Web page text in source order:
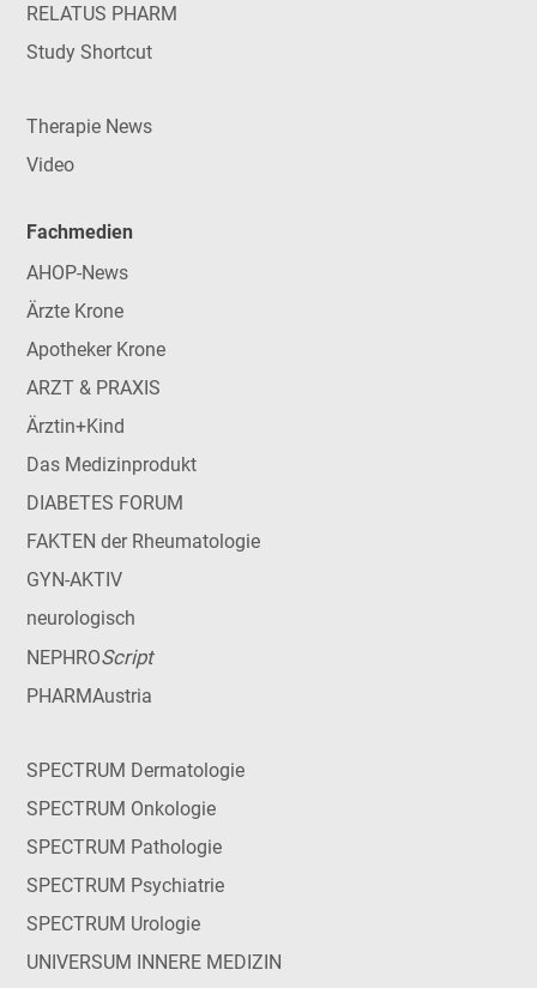
RELATUS PHARM
Study Shortcut
Therapie News
Video
Fachmedien
AHOP-News
Ärzte Krone
Apotheker Krone
ARZT & PRAXIS
Ärztin+Kind
Das Medizinprodukt
DIABETES FORUM
FAKTEN der Rheumatologie
GYN-AKTIV
neurologisch
NEPHROScript
PHARMAustria
SPECTRUM Dermatologie
SPECTRUM Onkologie
SPECTRUM Pathologie
SPECTRUM Psychiatrie
SPECTRUM Urologie
UNIVERSUM INNERE MEDIZIN